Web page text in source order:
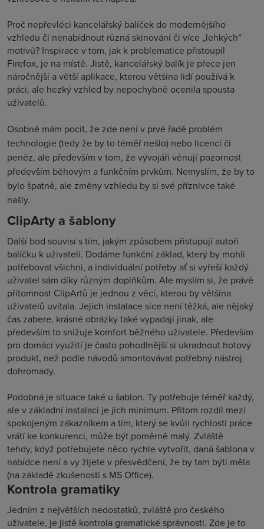
Proč nepřevléci kancelářský balíček do modernějšího
vzhledu či nenabídnout různá skinování či více „lehkých“
motivů? Inspirace v tom, jak k problematice přistoupil
Firefox, je na místě. Jistě, kancelářský balík je přece jen
náročnější a větší aplikace, kterou většina lidí používá k
práci, ale hezký vzhled by nepochybně ocenila spousta
uživatelů.
Osobně mám pocit, že zde není v prvé řadě problém
technologie (tedy že by to téměř nešlo) nebo licencí či
peněz, ale především v tom, že vývojáři věnují pozornost
především běhovým a funkčním prvkům. Nemyslím, že by to
bylo špatně, ale změny vzhledu by si své příznivce také
našly.
ClipArty a šablony
Další bod souvisí s tím, jakým způsobem přistupují autoři
balíčku k uživateli. Dodáme funkční základ, který by mohli
potřebovat všichni, a individuální potřeby ať si vyřeší každý
uživatel sám díky různým doplňkům. Ale myslím si, že právě
přítomnost ClipArtů je jednou z věcí, kterou by většina
uživatelů uvítala. Jejich instalace sice není těžká, ale nějaký
čas zabere, krásné obrázky také vypadají jinak, ale
především to snižuje komfort běžného uživatele. Především
pro domácí využití je často pohodlnější si ukradnout hotový
produkt, než podle návodů smontovávat potřebný nástroj
dohromady.
Podobná je situace také u šablon. Ty potřebuje téměř každý,
ale v základní instalaci je jich minimum. Přitom rozdíl mezi
spokojeným zákazníkem a tím, který se kvůli rychlosti práce
vrátí ke konkurenci, může být poměrně malý. Zvláště
tehdy, když potřebujete něco rychle vytvořit, daná šablona v
nabídce není a vy žijete v přesvědčení, že by tam býti měla
(na základě zkušenosti s MS Office).
Kontrola gramatiky
Jedním z největších nedostatků, zvláště pro českého
uživatele, je jistě kontrola gramatické správnosti. Zde je to